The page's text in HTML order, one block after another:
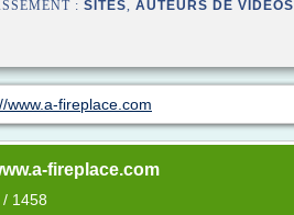
: SITES, AUTEURS DE VIDÉOS
www.a-fireplace.com
fireplace.com
1458